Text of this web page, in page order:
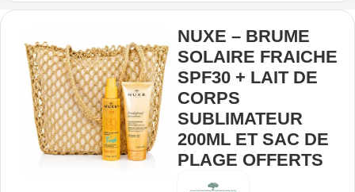
NUXE – BRUME
SOLAIRE FRAICHE
SPF30 + LAIT DE
CORPS
SUBLIMATEUR
200ML ET SAC DE
PLAGE OFFERTS